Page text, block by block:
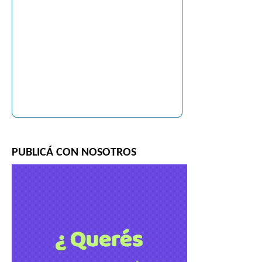
PUBLICÁ CON NOSOTROS